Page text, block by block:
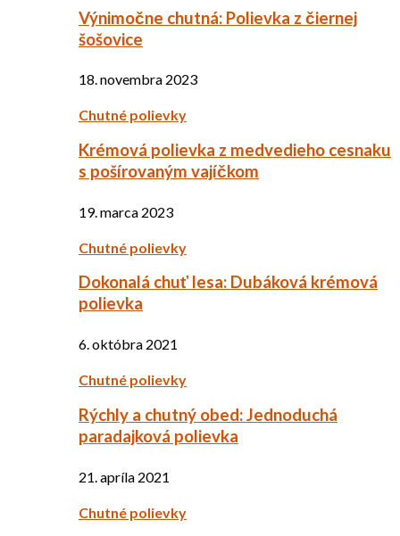
Výnimočne chutná: Polievka z čiernej
šošovice
18. novembra 2023
Chutné polievky
Krémová polievka z medvedieho cesnaku
s pošírovaným vajíčkom
19. marca 2023
Chutné polievky
Dokonalá chuť lesa: Dubáková krémová
polievka
6. októbra 2021
Chutné polievky
Rýchly a chutný obed: Jednoduchá
paradajková polievka
21. apríla 2021
Chutné polievky